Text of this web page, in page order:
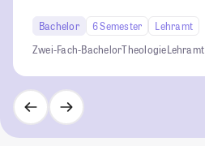
Bachelor 6 Semester
Lehramt
Zwei-Fach-BachelorTheologieLehramt